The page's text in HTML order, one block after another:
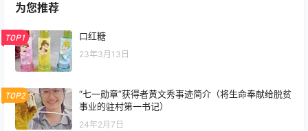
为您推荐
TOP1 口红糖
23年3月13日
TOP2
“七一勋章”获得者黄文秀事迹简介（将生命奉献给脱贫
事业的驻村第一书记）
24年2月7日